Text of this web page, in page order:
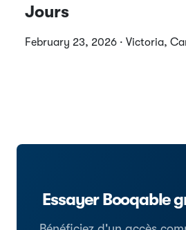
Jours
February 23, 2026 · Victoria,
Essayer Booqable